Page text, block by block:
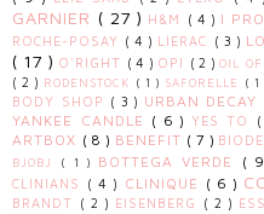
GARNIER ( 27 ) H&M ( 4 ) I
ROCHE-POSAY ( 4 ) LIERAC ( 3 )
( 17 ) O'RIGHT ( 4 ) OPI ( 2 )OIL
( 2 ) RODENSTOCK ( 1 ) SAFORELLE ( 1
BODY SHOP ( 3 ) URBAN DECAY
YANKEE CANDLE ( 6 ) YES TO
ARTBOX ( 8 ) BENEFIT ( 7 )
BJOBJ ( 1 ) BOTTEGA VERDE (
CLINIANS ( 4 ) CLINIQUE ( 6 )
BRANDT ( 2 ) EISENBERG ( 2 )